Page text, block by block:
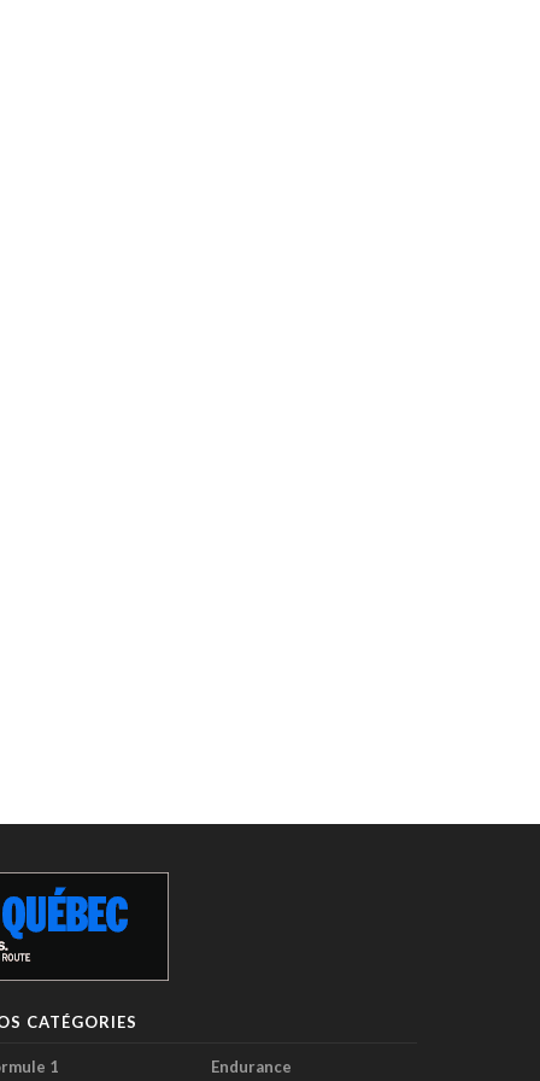
CATÉGORIES
1 Endurance